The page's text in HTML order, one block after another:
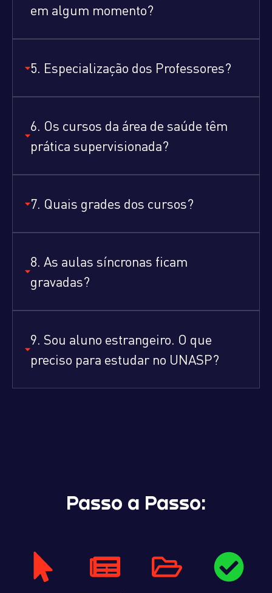
em algum momento?
5. Especialização dos Professores?
6. Os cursos da área de saúde têm
prática supervisionada?
7. Quais grades dos cursos?
8. As aulas síncronas ficam
gravadas?
9. Sou aluno estrangeiro. O que
preciso para estudar no UNASP?
Passo a Passo: